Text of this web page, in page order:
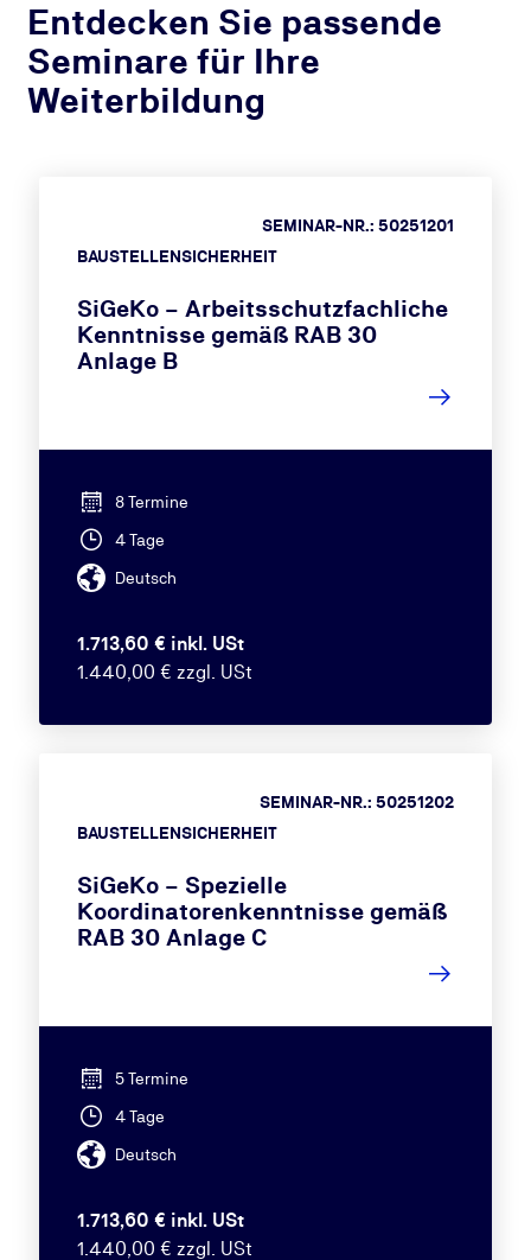
Entdecken Sie passende
Seminare für Ihre
Weiterbildung
BAUSTELLENSICHERHEIT
SEMINAR-NR.: 50251201
SiGeKo – Arbeitsschutzfachliche
Kenntnisse gemäß RAB 30
Anlage B
8 Termine
4 Tage
Deutsch
1.713,60 € inkl. USt
1.440,00 € zzgl. USt
BAUSTELLENSICHERHEIT
SEMINAR-NR.: 50251202
SiGeKo – Spezielle
Koordinatorenkenntnisse gemäß
RAB 30 Anlage C
5 Termine
4 Tage
Deutsch
1.713,60 € inkl. USt
1.440,00 € zzgl. USt